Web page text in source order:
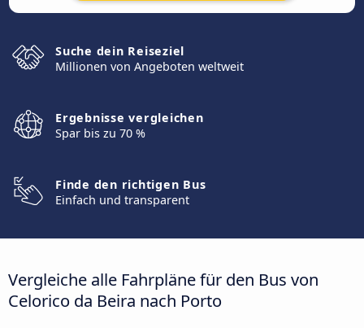
Suche dein Reiseziel
Millionen von Angeboten weltweit
Ergebnisse vergleichen
Spar bis zu 70 %
Finde den richtigen Bus
Einfach und transparent
Vergleiche alle Fahrpläne für den Bus von
Celorico da Beira nach Porto